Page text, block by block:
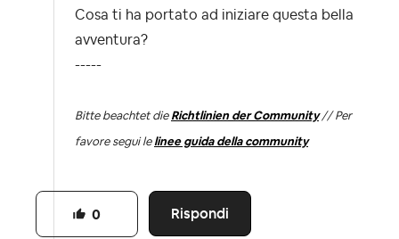
Cosa ti ha portato ad iniziare questa bella
avventura?
-----
Bitte beachtet die Richtlinien der Community// Per
favore segui le linee guida della community
Rispondi
0